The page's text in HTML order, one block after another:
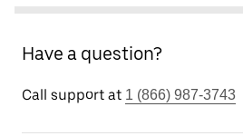
Have a question?
Call support at 1 (866) 987-3743